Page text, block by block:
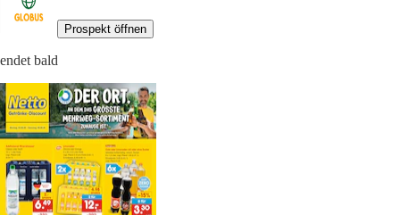
Prospekt öffnen
endet bald